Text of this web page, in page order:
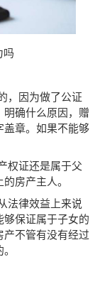
吗
因为做了公证
确什么原因，赠
章。如果不能够
证还是属于父
房产主人。
律效益上来说
保证属于子女的
不管有没有经过